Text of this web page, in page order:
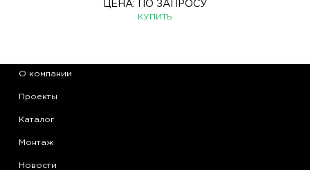
ЦЕНА: ПО ЗАПРОСУ
КУПИТЬ
О компании
Проекты
Каталог
Монтаж
Новости